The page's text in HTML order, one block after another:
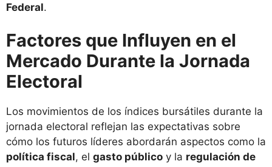
Federal.
Factores que Influyen en el
Mercado Durante la Jornada
Electoral
Los movimientos de los índices bursátiles durante la
jornada electoral reflejan las expectativas sobre
cómo los futuros líderes abordarán aspectos como la
política fiscal, el gasto público y la regulación de